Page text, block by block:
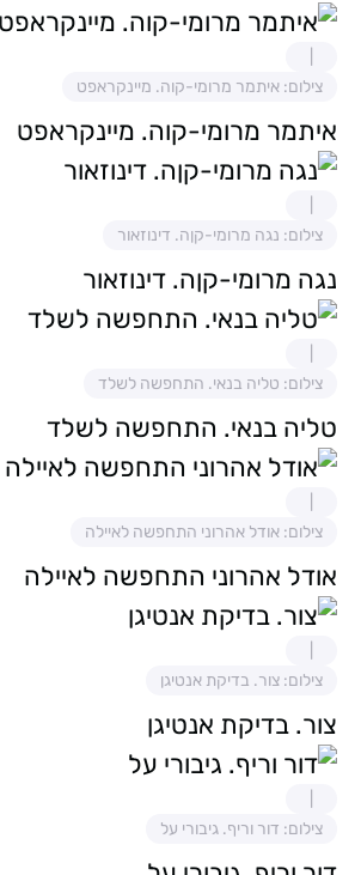
צילום: איתמר מרומי-קוה. מיינקראפט
איתמר מרומי-קוה. מיינקראפט
צילום: נגה מרומי-קןה. דינוזאור
נגה מרומי-קןה. דינוזאור
צילום: טליה בנאי. התחפשה לשלד
טליה בנאי. התחפשה לשלד
צילום: אודל אהרוני התחפשה לאיילה
אודל אהרוני התחפשה לאיילה
צילום: צור. בדיקת אנטיגן
צור. בדיקת אנטיגן
צילום: דור וריף. גיבורי על